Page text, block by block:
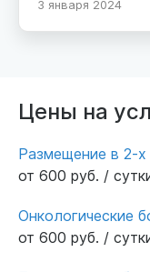
терпение и
Конечно, есть
частных
это лучшее,
преклонного
3 января 2024
Цены на
Размещение в 2-
от 600 руб. /
Онкологические
от 600 руб. /